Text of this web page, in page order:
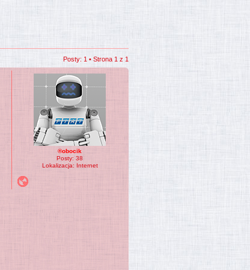
Posty: 1 • Strona 1 z 1
®obocik
Posty: 38
Lokalizacja: Internet